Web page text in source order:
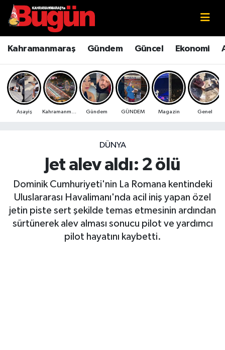
Kahramanmaraş Gündem Güncel Ekonomi
Asayiş Gündem GÜNDEM Magazin Genel
DÜNYA
Jet alev aldı: 2 ölü
Dominik Cumhuriyeti'nin La Romana kentindeki
Uluslararası Havalimanı'nda acil iniş yapan özel
jetin piste sert şekilde temas etmesinin ardından
sürtünerek alev alması sonucu pilot ve yardımcı
pilot hayatını kaybetti.
Kahramanmaraş
Kahramanmaraş Sokak Röportajları
Bilim ve Teknoloji
Çevre
Ekonomi
Genel
Güncel
Haberde İnsan
Kahramanmaraş Nöbetçi Eczaneler
Kahramanmaraş Hava Durumu
Kahramanmaraş Namaz Vakitleri
Kahramanmaraş Trafik Yoğunluk Haritası
Süper Lig Puan Durumu ve Fikstür
Tüm Manşetler
Son Dakika Haberleri
Haber Arşivi